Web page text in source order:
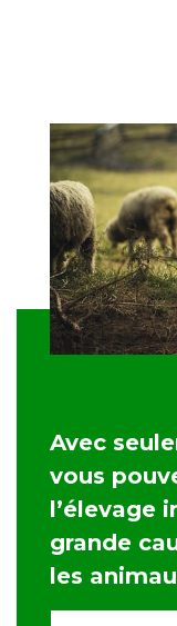
Avec
vous
l’élevage
grande
les